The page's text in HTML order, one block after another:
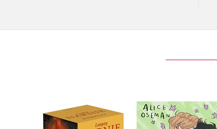
NARNIE – komplet
1.-7.díl – box
Srdcerváči 6